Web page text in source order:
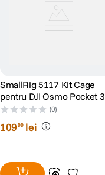
SmallRig 5117 Kit Cage
pentru DJI Osmo Pocket 3
(0)
10999 lei